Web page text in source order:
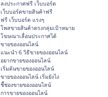
ลงประกาศฟรี เว็บบอร์ด
เว็บบอร์ดขายสินค้าฟรี
ฟรี เว็บบอร์ด แรงๆ
โพสขายสินค้าตรงกลุ่มเป้าหมาย
โฆษณาเลื่อนประกาศได้
ขายของออนไลน์
แนะนำ 6 วิธีขายของออนไลน์
อยากขายของออนไลน์
เริ่มต้นขายของออนไลน์
ขายของออนไลน์ เริ่มยังไง
ชี้ช่องขายของออนไลน์
การขายของออนไลน์